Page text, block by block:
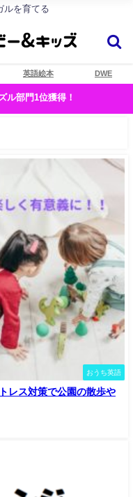
ルを育てる
英語絵本 DWE
ル部門1位獲得！
おうち英語
レス対策で公園の散歩や